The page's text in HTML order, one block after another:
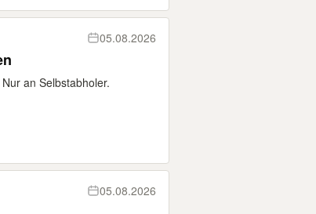
05.08.2026
an Selbstabholer.
05.08.2026